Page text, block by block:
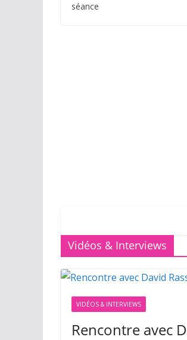
séance
Vidéos & Interviews
VIDÉOS & INTERVIEWS
Rencontre avec